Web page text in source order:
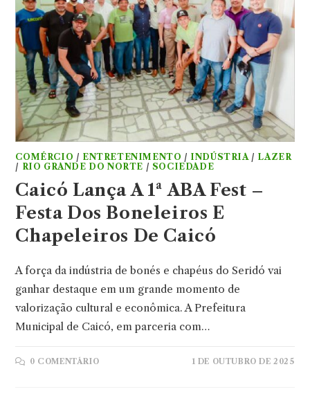
COMÉRCIO / ENTRETENIMENTO / INDÚSTRIA/ LAZER
/ RIO GRANDE DO NORTE / SOCIEDADE
Caicó Lança A 1ª ABA Fest –
Festa Dos Boneleiros E
Chapeleiros De Caicó
A força da indústria de bonés e chapéus do Seridó vai
ganhar destaque em um grande momento de
valorização cultural e econômica. A Prefeitura
Municipal de Caicó, em parceria com…
0 COMENTÁRIO 1 DE OUTUBRO DE 2025